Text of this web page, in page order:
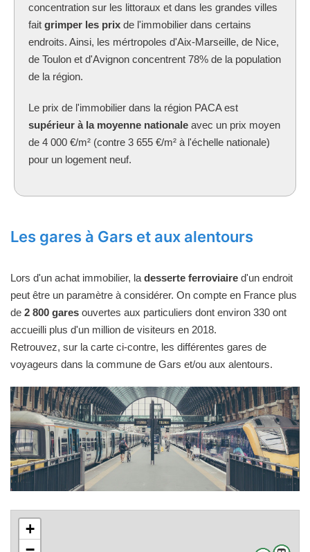
concentration sur les littoraux et dans les grandes villes
fait grimper les prix de l'immobilier dans certains
endroits. Ainsi, les mértropoles d'Aix-Marseille, de Nice,
de Toulon et d'Avignon concentrent 78% de la population
de la région.
Le prix de l'immobilier dans la région PACA est
supérieur à la moyenne nationale avec un prix moyen
de 4 000 €/m² (contre 3 655 €/m² à l'échelle nationale)
pour un logement neuf.
Les gares à Gars et aux alentours
Lors d'un achat immobilier, la desserte ferroviaire d'un endroit
peut être un paramètre à considérer. On compte en France plus
de 2 800 gares ouvertes aux particuliers dont environ 330 ont
accueilli plus d'un million de visiteurs en 2018.
Retrouvez, sur la carte ci-contre, les différentes gares de
voyageurs dans la commune de Gars et/ou aux alentours.
+